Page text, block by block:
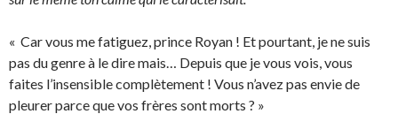
« Car vous me fatiguez, prince Royan ! Et pourtant, je ne suis
pas du genre à le dire mais… Depuis que je vous vois, vous
faites l’insensible complètement ! Vous n’avez pas envie de
pleurer parce que vos frères sont morts ? »